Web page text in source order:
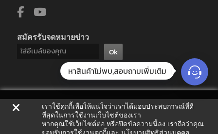
สมัครรับจดหมายข่าว
Ok
เราใช้คุกกี้เพื่อให้แน่ใจว่าเราได้มอบประสบการณ์ที่ดี
ที่สุดในการใช้งานเว็บไซต์ของเรา
หากคุณใช้เว็บไซต์ต่อ หรือปิดข้อความนี้ลง เราถือว่าคุณ
หาสินค้าไม่พบ,สอบถามเพิ่มเติม